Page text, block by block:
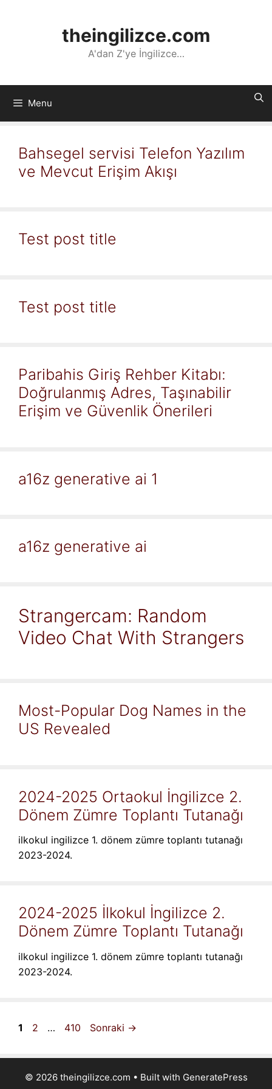
theingilizce.com
A'dan Z'ye İngilizce…
Menu
Bahsegel servisi Telefon Yazılım
ve Mevcut Erişim Akışı
Test post title
Test post title
Paribahis Giriş Rehber Kitabı:
Doğrulanmış Adres, Taşınabilir
Erişim ve Güvenlik Önerileri
a16z generative ai 1
a16z generative ai
Strangercam: Random
Video Chat With Strangers
Most-Popular Dog Names in the
US Revealed
2024-2025 Ortaokul İngilizce 2.
Dönem Zümre Toplantı Tutanağı
ilkokul ingilizce 1. dönem zümre toplantı tutanağı
2023-2024.
2024-2025 İlkokul İngilizce 2.
Dönem Zümre Toplantı Tutanağı
ilkokul ingilizce 1. dönem zümre toplantı tutanağı
2023-2024.
Sayfa
1 Sayfa
2 … Sayfa
410 Sonraki →
© 2026 theingilizce.com • Built with GeneratePress